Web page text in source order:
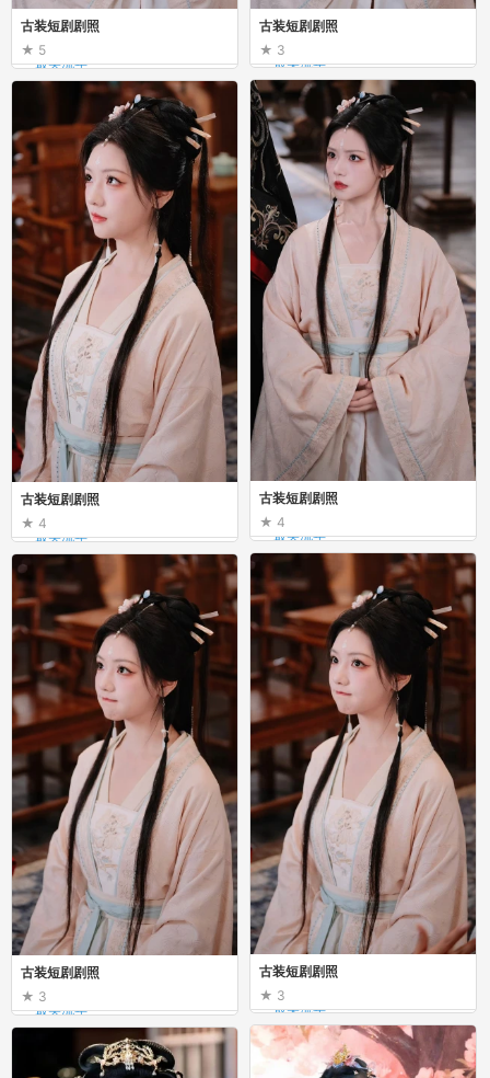
古装短剧剧照
3
_最美流年_
古装短剧剧照
古装短剧剧照
5
_最美流年_
古装短剧剧照
古装短剧剧照
4
_最美流年_
古装短剧剧照
古装短剧剧照
4
_最美流年_
古装短剧剧照
古装短剧剧照
3
_最美流年_
古装短剧剧照
古装短剧剧照
3
_最美流年_
古装短剧剧照